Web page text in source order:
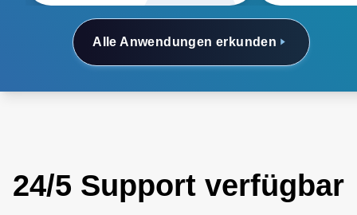
Alle Anwendungen erkunden
24/5 Support verfügbar